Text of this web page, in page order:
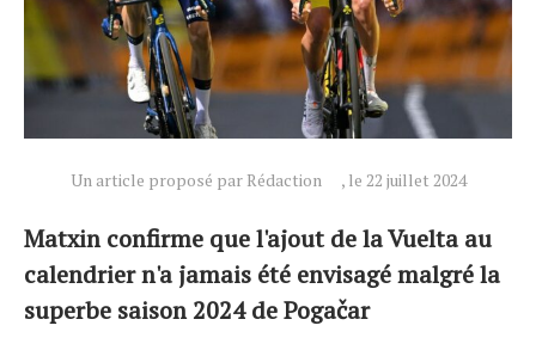
Un article proposé par Rédaction , le 22 juillet 2024
Matxin confirme que l'ajout de la Vuelta au
calendrier n'a jamais été envisagé malgré la
superbe saison 2024 de Pogačar